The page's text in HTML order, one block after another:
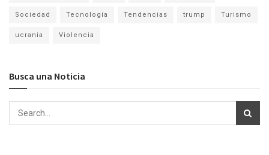
Sociedad Tecnología Tendencias trump Turismo
ucrania Violencia
Busca una Noticia